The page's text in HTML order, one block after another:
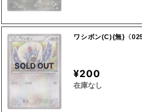
SOLD OUT
ワシボン(C){無}〈
¥200
在庫なし